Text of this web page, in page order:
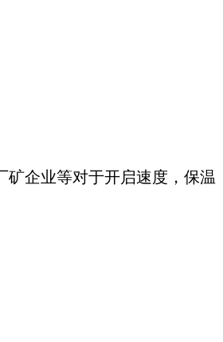
企业等对于开启速度，保